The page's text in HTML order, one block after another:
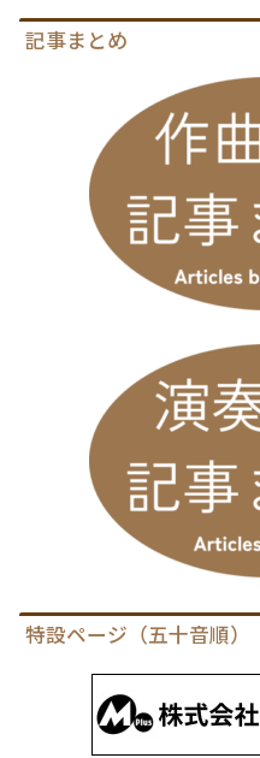
記事まとめ
特設ページ（五十音順）